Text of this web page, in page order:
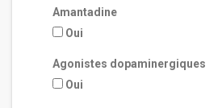
Amantadine
Oui
Agonistes dopaminergiques
Oui